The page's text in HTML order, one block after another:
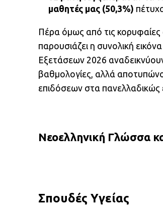
μαθητές μας (50,3%)
Πέρα όμως από τις κορυφαίες
παρουσιάζει η συνολική
Εξετάσεων 2026
βαθμολογίες, αλλά
επιδόσεων στα
Νεοελληνική Γλώσσα
Σπουδές Υγείας